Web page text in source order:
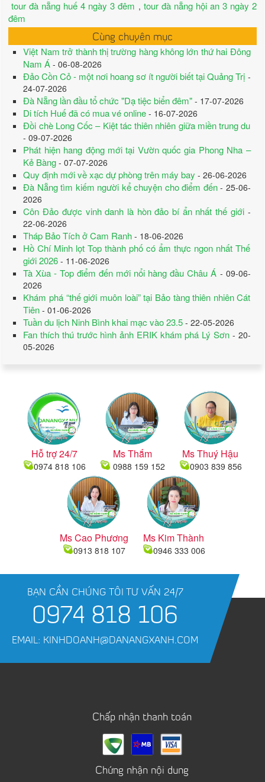
tour đà nẵng huế 4 ngày 3 đêm , tour đà nẵng hội an 3 ngày 2
đêm
Cùng chuyên mục
Việt Nam trở thành thị trường hàng không lớn thứ hai Đông
Nam Á - 06-08-2026
Đảo Cồn Cỏ - một nơi hoang sơ ít người biết tại Quảng Trị -
24-07-2026
Đà Nẵng lần đầu tổ chức "Dạ tiệc biển đêm" - 17-07-2026
Di tích Huế đã có mua vé online - 16-07-2026
Đồi chè Long Cốc – Kiệt tác thiên nhiên giữa miền trung du
- 09-07-2026
Phát hiện hang động mới tại Vườn quốc gia Phong Nha –
Kẻ Bàng - 07-07-2026
Quy định mới về xạc dự phòng trên máy bay - 26-06-2026
Đà Nẵng tìm kiếm người kể chuyện cho điểm đến- 25-06-
2026
Côn Đảo được vinh danh là hòn đảo bí ẩn nhất thế giới-
22-06-2026
Tháp Bảo Tích ở Cam Ranh - 18-06-2026
Hồ Chí Minh lọt Top thành phố có ẩm thực ngon nhất Thế
giới 2026 - 11-06-2026
Tà Xùa - Top điểm đến mới nổi hàng đầu Châu Á - 09-06-
2026
Khám phá “thế giới muôn loài” tại Bảo tàng thiên nhiên Cát
Tiên - 01-06-2026
Tuần du lịch Ninh Bình khai mạc vào 23.5 - 22-05-2026
Fan thích thú trước hình ảnh ERIK khám phá Lý Sơn - 20-
05-2026
Hỗ trợ 24/7
0974 818 106
Ms Thắm
0988 159 152
Ms Thuý Hậu
0903 839 856
Ms Cao Phương
0913 818 107
Ms Kim Thành
0946 333 006
BẠN CẦN CHÚNG TÔI TƯ VẤN 24/7
0974 818 106
EMAIL: KINHDOANH@DANANGXANH.COM
Chấp nhận thanh toán
Chứng nhận nội dung